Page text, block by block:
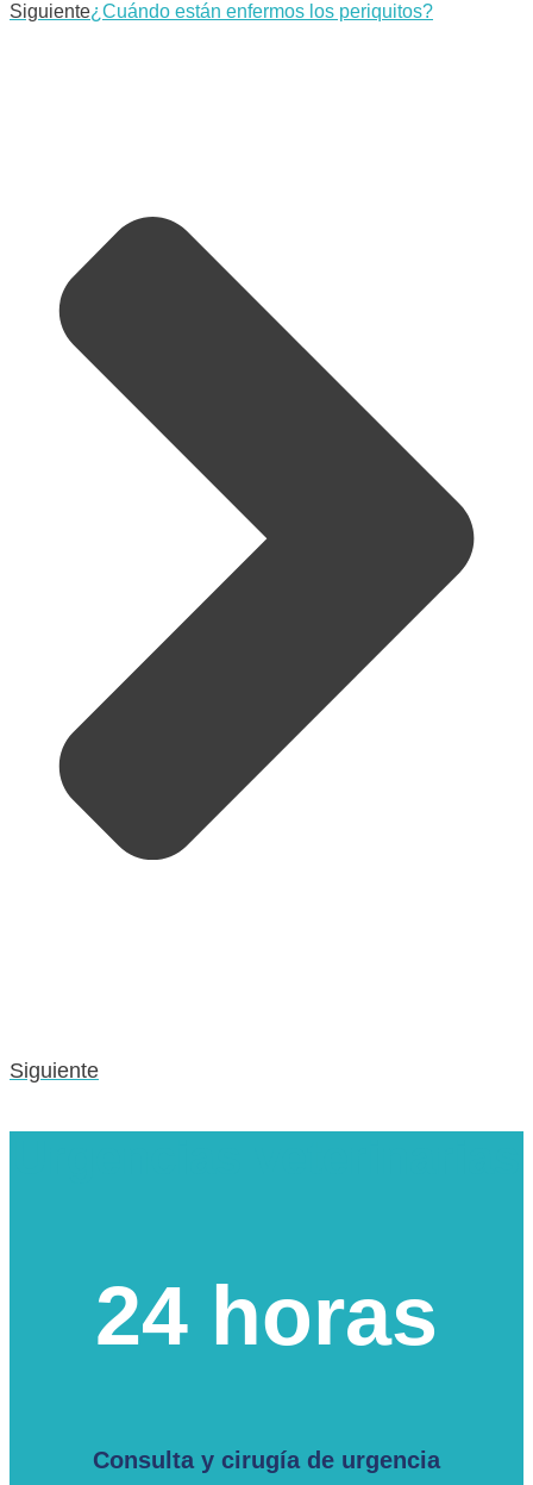
Siguiente¿Cuándo están enfermos los periquitos?
Siguiente
24 horas
Consulta y cirugía de urgencia